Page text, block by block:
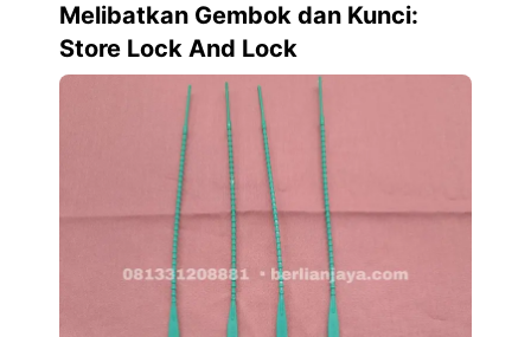
Melibatkan Gembok dan Kunci:
Store Lock And Lock